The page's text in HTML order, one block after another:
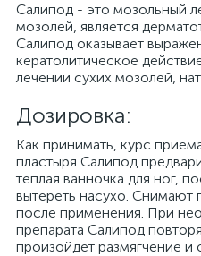
Салипод - это мозольный
мозолей, является
Салипод оказывает
кератолитическое
лечении сухих мозолей,
Дозировка:
Как принимать, курс
пластыря Салипод
теплая ванночка для ног,
вытереть насухо. Снимают
после применения. При
препарата Салипод
произойдет размягчение и